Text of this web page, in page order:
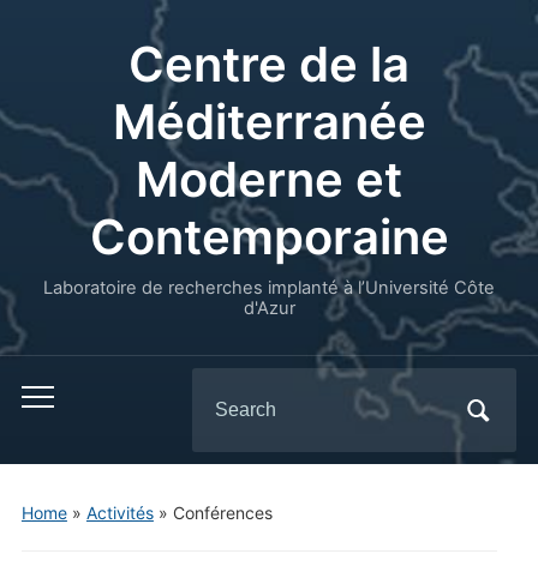
Centre de la
Méditerranée
Moderne et
Contemporaine
Laboratoire de recherches implanté à l’Université Côte
d'Azur
for:
Home» Activités» Conférences